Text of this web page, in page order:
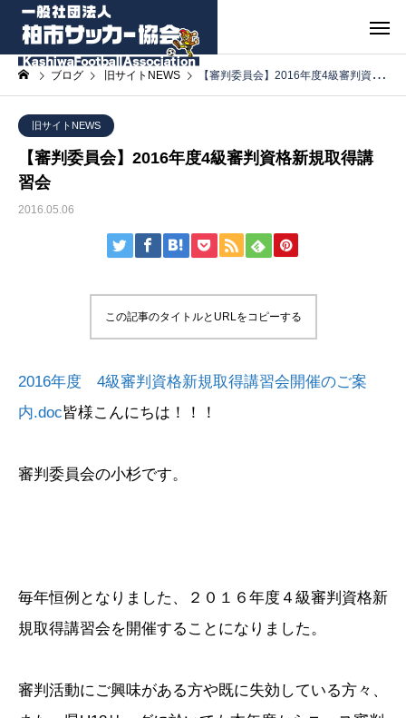
ブログ 旧サイトNEWS 【審判委員会】2016年度4級審判資格新規取得講習会
旧サイトNEWS
【審判委員会】2016年度4級審判資格新規取得講
習会
2016.05.06
この記事のタイトルとURLをコピーする
2016年度 4級審判資格新規取得講習会開催のご案
内.doc皆様こんにちは！！！
審判委員会の小杉です。
毎年恒例となりました、
２０１６年度４級審判資格新
規取得講習会を開催することになりま した。
審判活動にご興味がある方や既に失効している方々、